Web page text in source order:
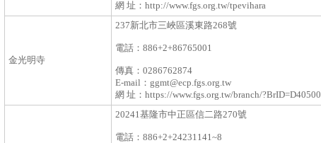
網 址： http://www.fgs.org.tw/tpevihara
金光明寺
237新北市三峽區溪東路268號
電話： 886+2+86765001
傳真： 0286762874
E-mail： ggmt@ecp.fgs.org.tw
網 址： https://www.fgs.org.tw/branch/?BrID=D40500
20241基隆市中正區信二路270號
電話： 886+2+24231141~8